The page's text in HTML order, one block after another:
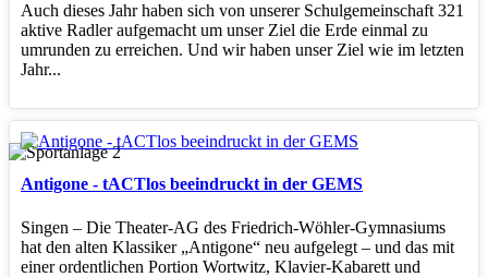
Auch dieses Jahr haben sich von unserer Schulgemeinschaft 321
aktive Radler aufgemacht um unser Ziel die Erde einmal zu
umrunden zu erreichen. Und wir haben unser Ziel wie im letzten
Jahr...
Antigone - tACTlos beeindruckt in der GEMS
Singen – Die Theater‑AG des Friedrich‑Wöhler‑Gymnasiums
hat den alten Klassiker „Antigone“ neu aufgelegt – und das mit
einer ordentlichen Portion Wortwitz, Klavier‑Kabarett und